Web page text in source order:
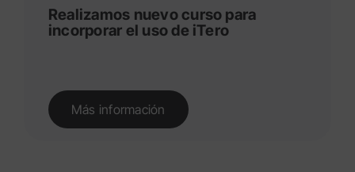
Realizamos nuevo curso para
incorporar el uso de iTero
Más información